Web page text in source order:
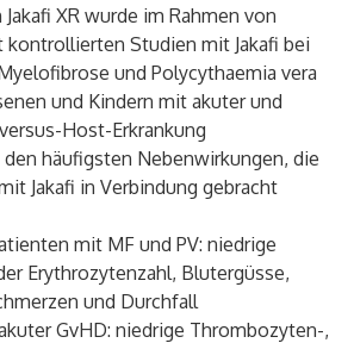
XR wurde im Rahmen von
kontrollierten Studien mit Jakafi bei
und Polycythaemia vera
und Kindern mit akuter und
Host-Erkrankung
häufigsten Nebenwirkungen, die
Jakafi in Verbindung gebracht
mit MF und PV: niedrige
Erythrozytenzahl, Blutergüsse,
und Durchfall
GvHD: niedrige Thrombozyten-,